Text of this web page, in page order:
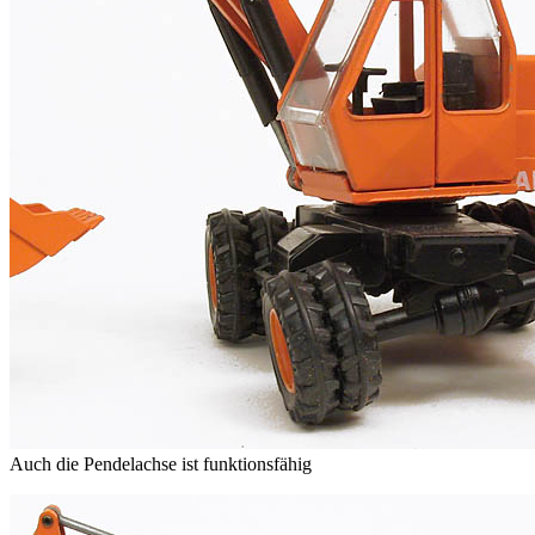
Auch die Pendelachse ist funktionsfähig